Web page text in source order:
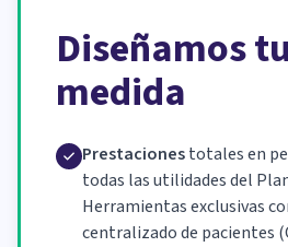
Diseñamos
medida
Prestacionestotales en
todas las utilidades del
Herramientas exclusivas
centralizado de pacientes